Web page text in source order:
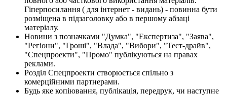
Гіперпосилання ( для інтернет - видань) - повинна бути
розміщена в підзаголовку або в першому абзаці
матеріалу.
Новини з позначками "Думка", "Експертиза", "Заява",
"Регіони", "Гроші", "Влада", "Вибори", "Тест-драйв",
"Спецпроекти", "Промо" публікуються на правах
реклами.
Розділ Спецпроекти створюється спільно з
комерційними партнерами.
Будь яке копіювання, публікація, передрук, чи наступне